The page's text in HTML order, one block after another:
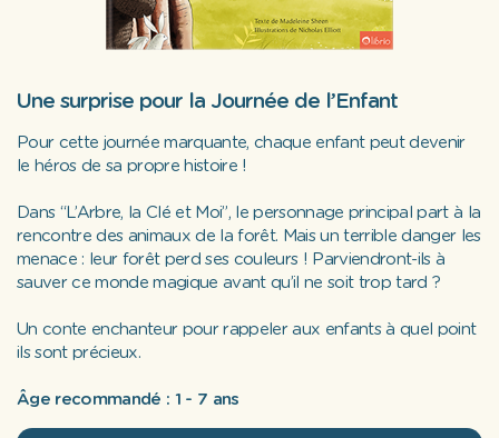
Une surprise pour la Journée de l’Enfant
Pour cette journée marquante, chaque enfant peut devenir
le héros de sa propre histoire !
Dans “L’Arbre, la Clé et Moi”, le personnage principal part à la
rencontre des animaux de la forêt. Mais un terrible danger les
menace : leur forêt perd ses couleurs ! Parviendront-ils à
sauver ce monde magique avant qu’il ne soit trop tard ?
Un conte enchanteur pour rappeler aux enfants à quel point
ils sont précieux.
Âge recommandé : 1 - 7 ans